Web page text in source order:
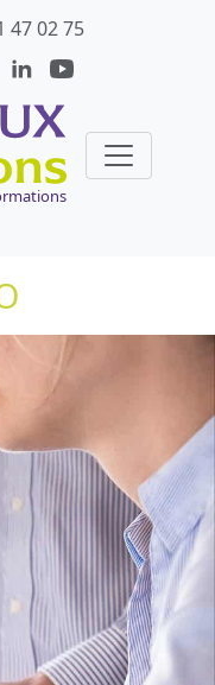
47 02 75